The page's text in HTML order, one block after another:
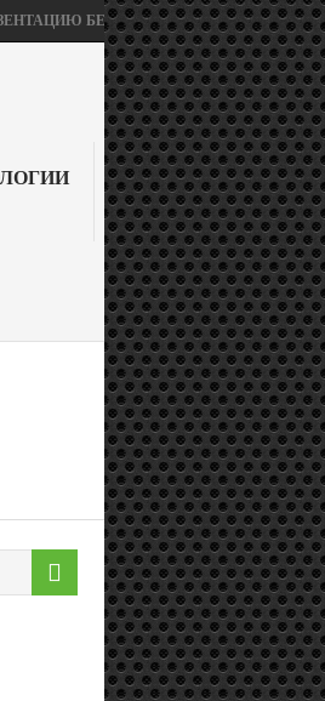
IPHONE 12, А SONY ОБЪЯВИЛА